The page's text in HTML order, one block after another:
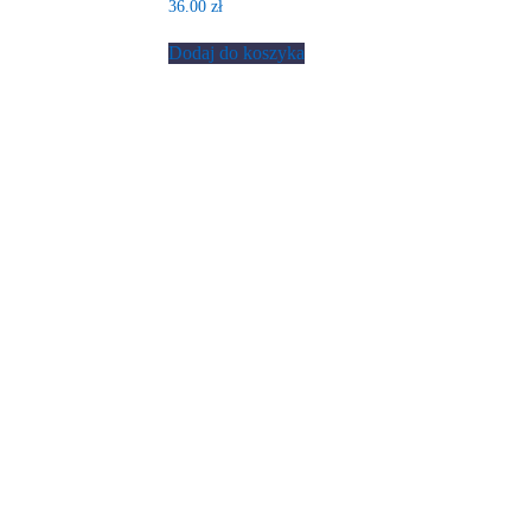
36.00 zł
Dodaj do koszyka